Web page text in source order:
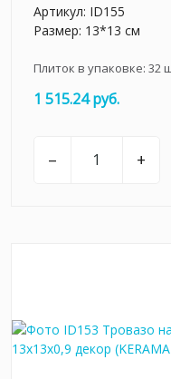
Артикул: ID155
Размер: 13*13 см
Плиток в упаковке: 32
1 515.24 руб.
– +